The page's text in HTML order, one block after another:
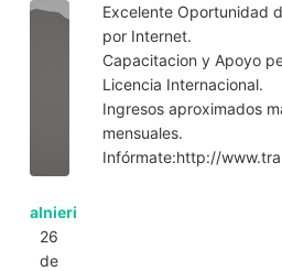
alnieri
26
de
Excelente Oportunidad
por Internet.
Capacitacion y Apoyo
Licencia Internacional.
Ingresos aproximados
mensuales.
Infórmate:http://